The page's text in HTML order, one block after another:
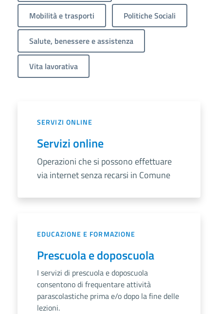
Mobilità e trasporti Politiche Sociali
Salute, benessere e assistenza
Vita lavorativa
SERVIZI ONLINE
Servizi online
Operazioni che si possono effettuare
via internet senza recarsi in Comune
EDUCAZIONE E FORMAZIONE
Prescuola e doposcuola
I servizi di prescuola e doposcuola
consentono di frequentare attività
parascolastiche prima e/o dopo la fine delle
lezioni.